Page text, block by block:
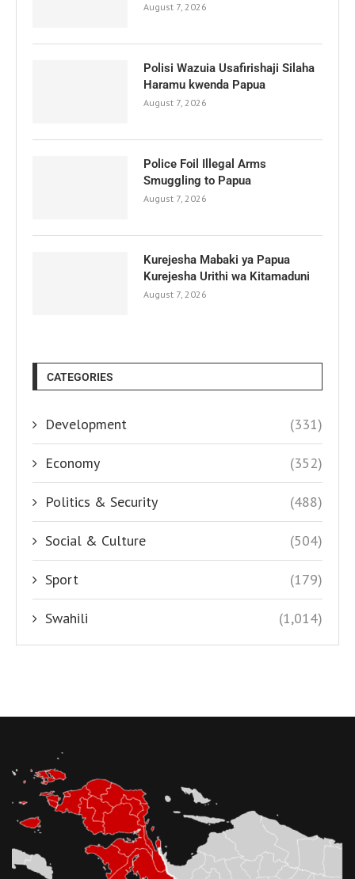
August 7, 2026
Polisi Wazuia Usafirishaji Silaha
Haramu kwenda Papua
August 7, 2026
Police Foil Illegal Arms
Smuggling to Papua
August 7, 2026
Kurejesha Mabaki ya Papua
Kurejesha Urithi wa Kitamaduni
August 7, 2026
CATEGORIES
Development (331)
Economy (352)
Politics & Security (488)
Social & Culture (504)
Sport (179)
Swahili (1,014)